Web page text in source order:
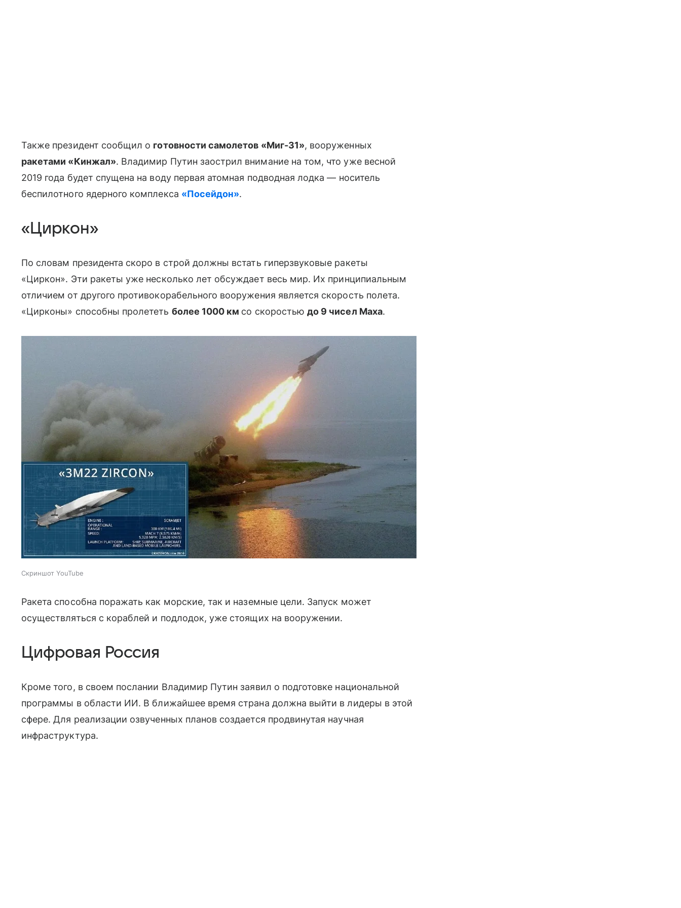
Также президент сообщил о готовности самолетов «Миг-31», вооруженных
ракетами «Кинжал». Владимир Путин заострил внимание на том, что уже весной
2019 года будет спущена на воду первая атомная подводная лодка — носитель
беспилотного ядерного комплекса «Посейдон».
«Циркон»
По словам президента скоро в строй должны встать гиперзвуковые ракеты
«Циркон». Эти ракеты уже несколько лет обсуждает весь мир. Их принципиальным
отличием от другого противо­корабельного вооружения является скорость полета.
«Цирконы» способны пролететь более 1000 км со скоростьюдо 9 чисел Маха.
Скриншот YouTube
Ракета способна поражать как морские, так и наземные цели. Запуск может
осуществляться с кораблей и подлодок, уже стоящих на вооружении.
Цифровая Россия
Кроме того, в своем послании Владимир Путин заявил о подготовке национальной
программы в области ИИ. В ближайшее время страна должна выйти в лидеры в этой
сфере. Для реализации озвученных планов создается продвинутая научная
инфраструктура.